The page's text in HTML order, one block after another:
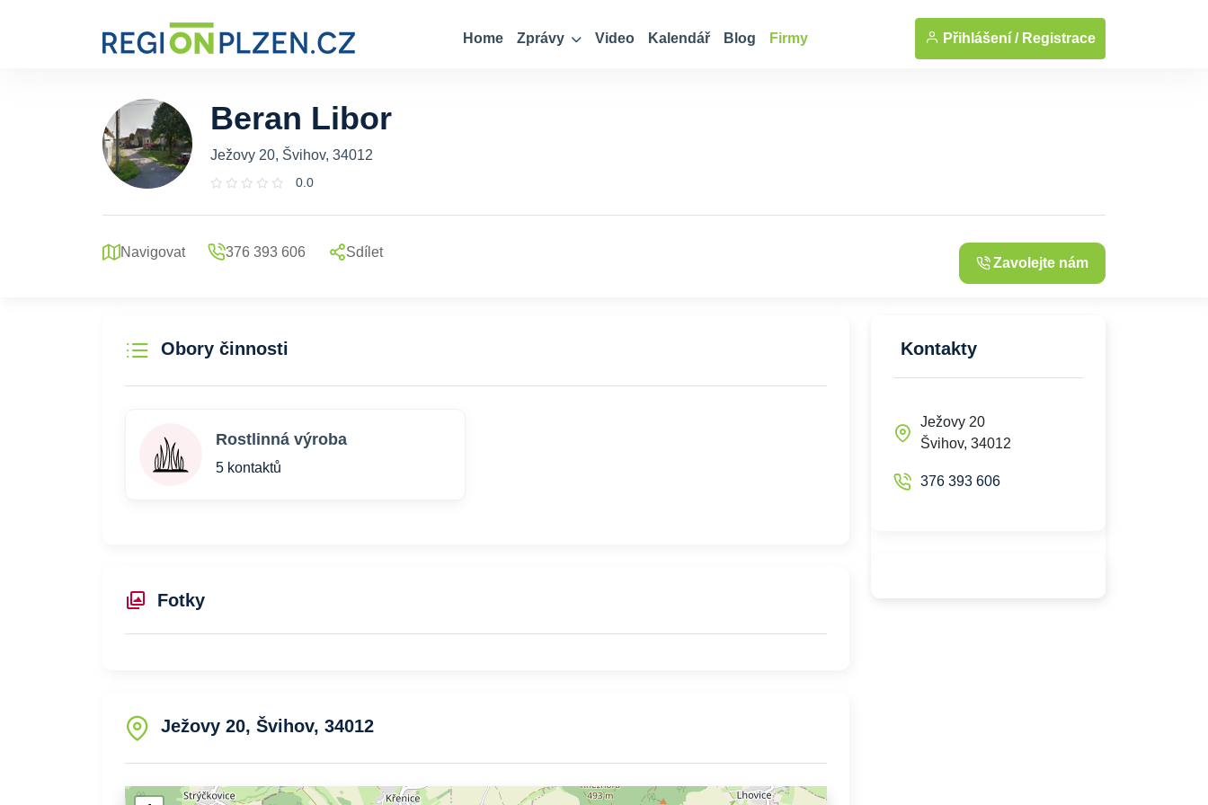
Home Zprávy Video Kalendář Blog Firmy Přihlášení / Registrace
... Zobrazit fotografie
Beran Libor
Ježovy 20, Švihov, 34012
0.0
Navigovat 376 393 606 Sdílet
Zavolejte nám
Obory činnosti
Rostlinná výroba
5 kontaktů
Fotky
Ježovy 20, Švihov, 34012
Kontakty
Ježovy 20
Švihov, 34012
376 393 606